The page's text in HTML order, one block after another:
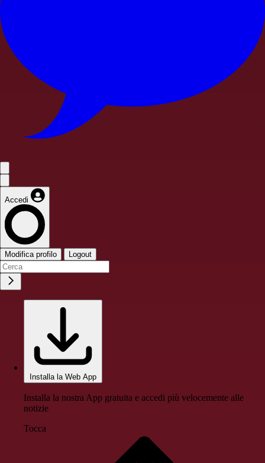
Accedi
Modifica profilo Logout
Installa la Web App
Installa la nostra App gratuita e accedi più velocemente alle
notizie
Tocca